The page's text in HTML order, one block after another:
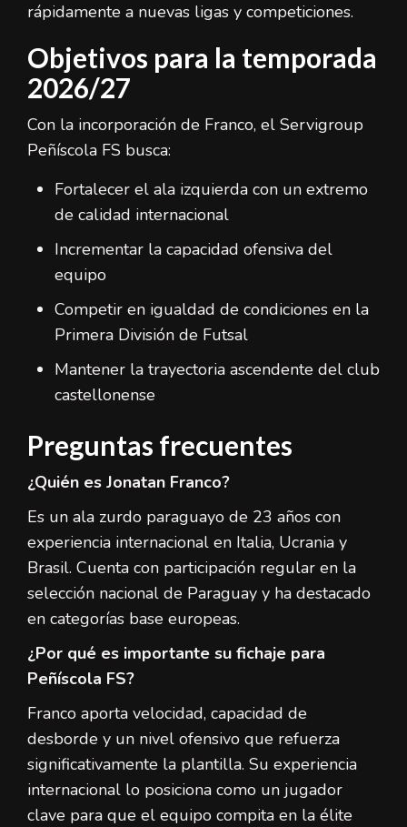
rápidamente a nuevas ligas y competiciones.
Objetivos para la temporada
2026/27
Con la incorporación de Franco, el Servigroup
Peñíscola FS busca:
Fortalecer el ala izquierda con un extremo
de calidad internacional
Incrementar la capacidad ofensiva del
equipo
Competir en igualdad de condiciones en la
Primera División de Futsal
Mantener la trayectoria ascendente del club
castellonense
Preguntas frecuentes
¿Quién es Jonatan Franco?
Es un ala zurdo paraguayo de 23 años con
experiencia internacional en Italia, Ucrania y
Brasil. Cuenta con participación regular en la
selección nacional de Paraguay y ha destacado
en categorías base europeas.
¿Por qué es importante su fichaje para
Peñíscola FS?
Franco aporta velocidad, capacidad de
desborde y un nivel ofensivo que refuerza
significativamente la plantilla. Su experiencia
internacional lo posiciona como un jugador
clave para que el equipo compita en la élite